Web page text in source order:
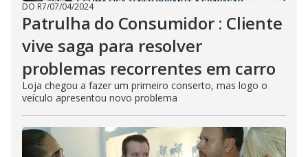
DO R7/07/04/2024
Patrulha do Consumidor : Cliente
vive saga para resolver
problemas recorrentes em carro
Loja chegou a fazer um primeiro conserto, mas logo o
veículo apresentou novo problema